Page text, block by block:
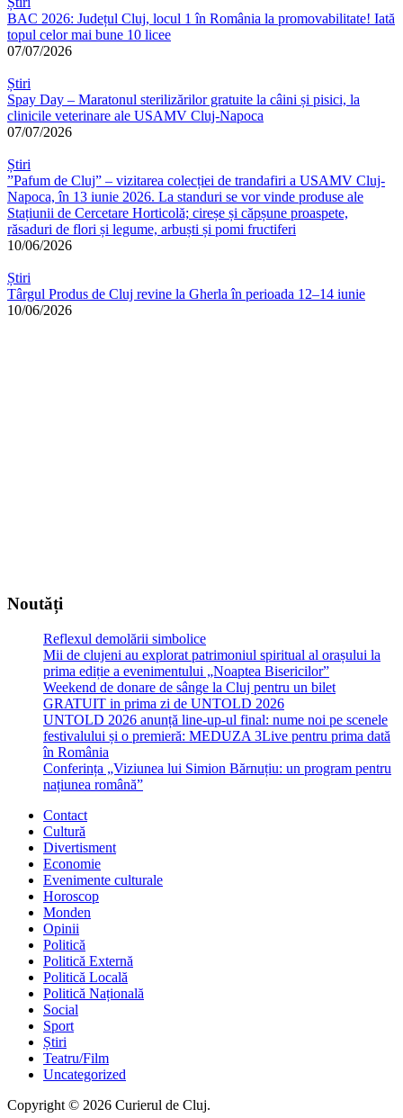
BAC 2026: Județul Cluj, locul 1 în România la promovabilitate! Iată
topul celor mai bune 10 licee
07/07/2026
Știri
Spay Day – Maratonul sterilizărilor gratuite la câini și pisici, la
clinicile veterinare ale USAMV Cluj-Napoca
07/07/2026
Știri
”Pafum de Cluj” – vizitarea colecției de trandafiri a USAMV Cluj-
Napoca, în 13 iunie 2026. La standuri se vor vinde produse ale
Stațiunii de Cercetare Horticolă; cireșe și căpșune proaspete,
răsaduri de flori și legume, arbuști și pomi fructiferi
10/06/2026
Știri
Târgul Produs de Cluj revine la Gherla în perioada 12–14 iunie
10/06/2026
Noutăți
Reflexul demolării simbolice
Mii de clujeni au explorat patrimoniul spiritual al orașului la
prima ediție a evenimentului „Noaptea Bisericilor”
Weekend de donare de sânge la Cluj pentru un bilet
GRATUIT in prima zi de UNTOLD 2026
UNTOLD 2026 anunță line-up-ul final: nume noi pe scenele
festivalului și o premieră: MEDUZA 3Live pentru prima dată
în România
Conferința „Viziunea lui Simion Bărnuțiu: un program pentru
națiunea română”
Contact
Cultură
Divertisment
Economie
Evenimente culturale
Horoscop
Monden
Opinii
Politică
Politică Externă
Politică Locală
Politică Națională
Social
Sport
Știri
Teatru/Film
Uncategorized
Copyright © 2026 Curierul de Cluj.